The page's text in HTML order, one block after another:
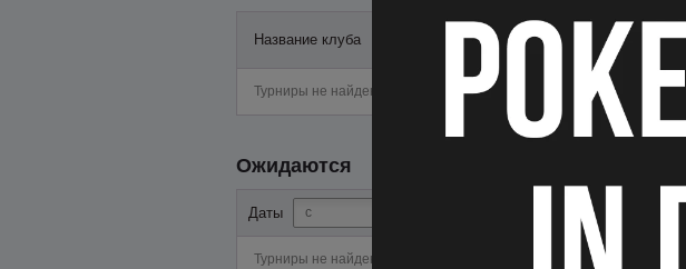
Название клуба Старт
Поздняя
регистрация
Турниры не найдены
Ожидаются
Даты
Турниры не найдены